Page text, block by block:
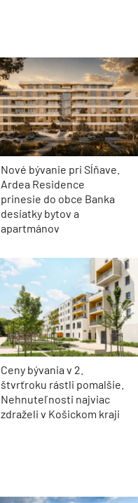
Nové bývanie pri Sĺňave.
Ardea Residence
prinesie do obce Banka
desiatky bytov a
apartmánov
Ceny bývania v 2.
štvrťroku rástli pomalšie.
Nehnuteľnosti najviac
zdraželi v Košickom kraji